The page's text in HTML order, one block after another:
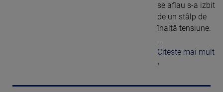
se aflau s-a izbit
de un stâlp de
înaltă tensiune.
...
Citeste mai mult
›